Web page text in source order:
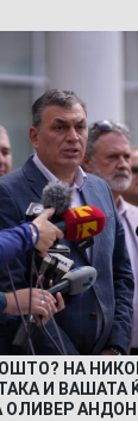
НА
И ВАШАТА
ОЛИВЕР